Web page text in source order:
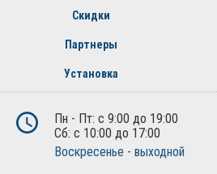
Скидки
Партнеры
Установка
Пн - Пт: с 9:00 до 19:00
Сб: с 10:00 до 17:00
Воскресенье - выходной